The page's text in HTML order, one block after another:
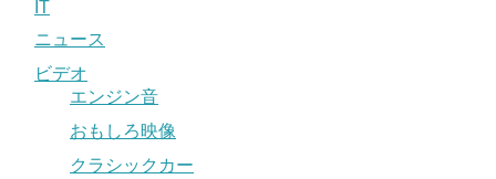
IT
ニュース
ビデオ
エンジン音
おもしろ映像
クラシックカー